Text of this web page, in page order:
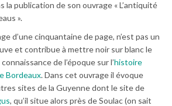
la publication de son ouvrage « L’antiquité
».
d’une cinquantaine de page, n’est pas un
et contribue à mettre noir sur blanc le
de l’époque sur l’histoire
Bordeaux. Dans cet ouvrage il évoque
sites de la Guyenne dont le site de
, qu’il situe alors près de Soulac (on sait